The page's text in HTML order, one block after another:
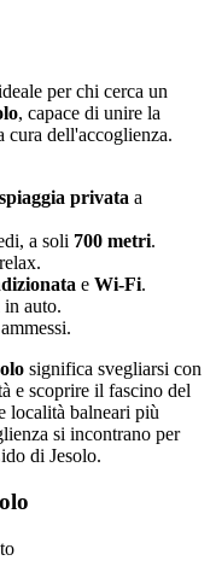
per chi cerca un
, capace di unire la
cura dell'accoglienza.
spiaggia privata a
a soli 700 metri.
e Wi-Fi.
auto.
significa svegliarsi con
e scoprire il fascino del
località balneari più
si incontrano per
di Jesolo.